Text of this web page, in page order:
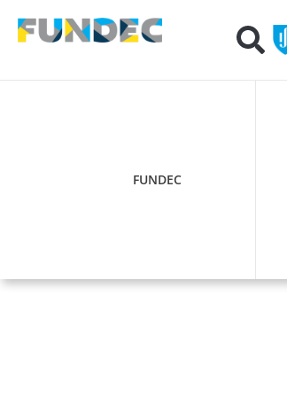
FUNDEC